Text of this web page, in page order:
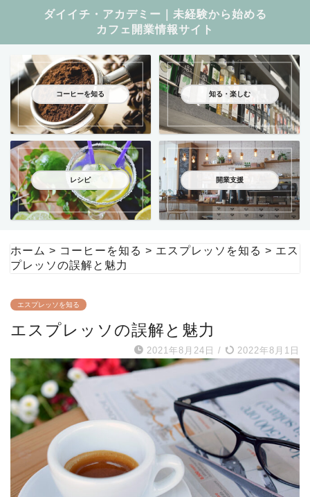
ダイイチ・アカデミー｜未経験から始める
カフェ開業情報サイト
コーヒーを知る 知る・楽しむ
レシピ 開業支援
ホーム > コーヒーを知る > エスプレッソを知る > エス
プレッソの誤解と魅力
エスプレッソを知る
エスプレッソの誤解と魅力
2021年8月24日 / 2022年8月1日